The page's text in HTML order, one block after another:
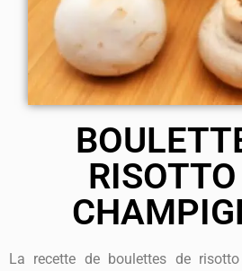
La recette de boulettes de